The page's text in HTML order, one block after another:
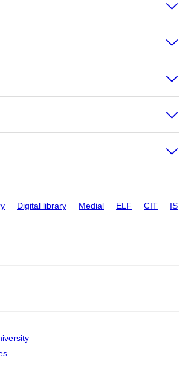
Digital library Medial ELF CIT IS